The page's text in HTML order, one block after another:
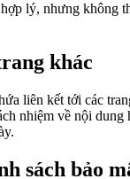
lý, nhưng không
khác
liên kết tới các
nhiệm về nội dung
sách bảo